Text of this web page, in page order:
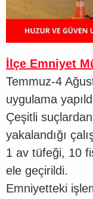
İlçe Emniyet
Temmuz-4
uygulama
Çeşitli
yakalandığı
1 av tüfeği, 10
ele geçirildi.
Emniyetteki